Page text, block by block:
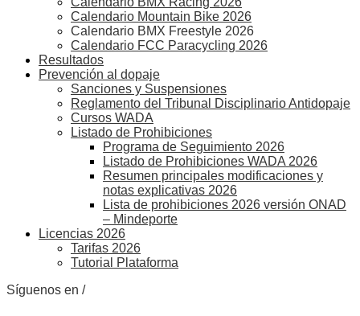
Calendario Mountain Bike 2026
Calendario BMX Freestyle 2026
Calendario FCC Paracycling 2026
Resultados
Prevención al dopaje
Sanciones y Suspensiones
Reglamento del Tribunal Disciplinario Antidopaje
Cursos WADA
Listado de Prohibiciones
Programa de Seguimiento 2026
Listado de Prohibiciones WADA 2026
Resumen principales modificaciones y
notas explicativas 2026
Lista de prohibiciones 2026 versión ONAD
– Mindeporte
Licencias 2026
Tarifas 2026
Tutorial Plataforma
Síguenos en /